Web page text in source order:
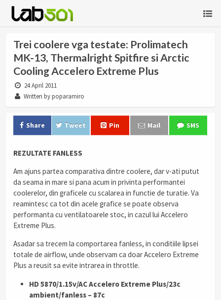
Trei coolere vga testate: Prolimatech
MK-13, Thermalright Spitfire si Arctic
Cooling Accelero Extreme Plus
24 April 2011
Written by poparamiro
Share Tweet Pin Mail SMS
REZULTATE FANLESS
Am ajuns partea comparativa dintre coolere, dar v-ati putut
da seama in mare si pana acum in privinta performantei
coolerelor, din graficele cu scalarea in functie de turatie. Va
reamintesc ca tot din acele grafice se poate observa
performanta cu ventilatoarele stoc, in cazul lui Accelero
Extreme Plus.
Asadar sa trecem la comportarea fanless, in conditiile lipsei
totale de airflow, unde observam ca doar Accelero Extreme
Plus a reusit sa evite intrarea in throttle.
HD 5870/1.15v/AC Accelero Extreme Plus/23c
ambient/fanless – 87c